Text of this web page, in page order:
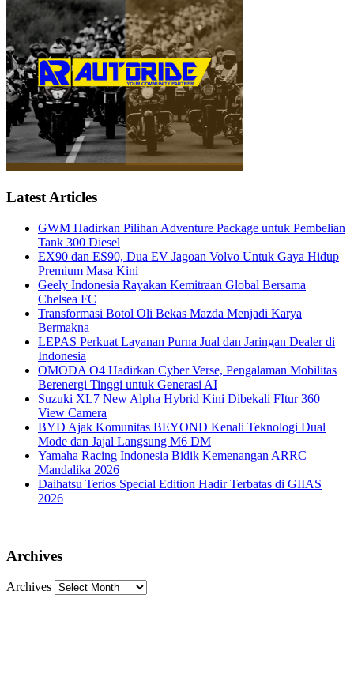
Latest Articles
GWM Hadirkan Pilihan Adventure Package untuk Pembelian
Tank 300 Diesel
EX90 dan ES90, Dua EV Jagoan Volvo Untuk Gaya Hidup
Premium Masa Kini
Geely Indonesia Rayakan Kemitraan Global Bersama
Chelsea FC
Transformasi Botol Oli Bekas Mazda Menjadi Karya
Bermakna
LEPAS Perkuat Layanan Purna Jual dan Jaringan Dealer di
Indonesia
OMODA O4 Hadirkan Cyber Verse, Pengalaman Mobilitas
Berenergi Tinggi untuk Generasi AI
Suzuki XL7 New Alpha Hybrid Kini Dibekali FItur 360
View Camera
BYD Ajak Komunitas BEYOND Kenali Teknologi Dual
Mode dan Jajal Langsung M6 DM
Yamaha Racing Indonesia Bidik Kemenangan ARRC
Mandalika 2026
Daihatsu Terios Special Edition Hadir Terbatas di GIIAS
2026
Archives
Archives